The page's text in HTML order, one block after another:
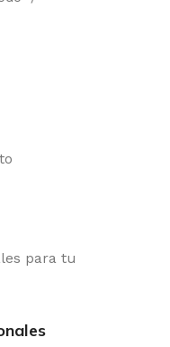
para tu